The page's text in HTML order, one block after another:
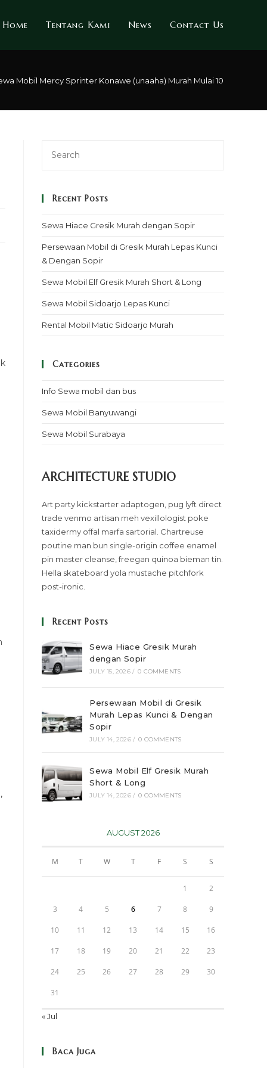
Home Tentang Kami News Contact Us
Mobil Mercy Sprinter Konawe (unaaha) Murah Mulai 100k – Sopir
Recent Posts
Sewa Hiace Gresik Murah dengan Sopir
Persewaan Mobil di Gresik Murah Lepas Kunci
& Dengan Sopir
Sewa Mobil Elf Gresik Murah Short & Long
Sewa Mobil Sidoarjo Lepas Kunci
Rental Mobil Matic Sidoarjo Murah
Categories
Info Sewa mobil dan bus
Sewa Mobil Banyuwangi
Sewa Mobil Surabaya
ARCHITECTURE STUDIO
Art party kickstarter adaptogen, pug lyft direct
trade venmo artisan meh vexillologist poke
taxidermy offal marfa sartorial. Chartreuse
poutine man bun single-origin coffee enamel
pin master cleanse, freegan quinoa bieman tin.
Hella skateboard yola mustache pitchfork
post-ironic.
Recent Posts
Sewa Hiace Gresik Murah
dengan Sopir
JULY 15, 2026 / 0 COMMENTS
Persewaan Mobil di Gresik
Murah Lepas Kunci & Dengan
Sopir
JULY 14, 2026 / 0 COMMENTS
Sewa Mobil Elf Gresik Murah
Short & Long
JULY 14, 2026 / 0 COMMENTS
AUGUST 2026
M T W T F S S
1 2
3 4 5 6 7 8 9
10 11 12 13 14 15 16
17 18 19 20 21 22 23
24 25 26 27 28 29 30
31
« Jul
Baca Juga